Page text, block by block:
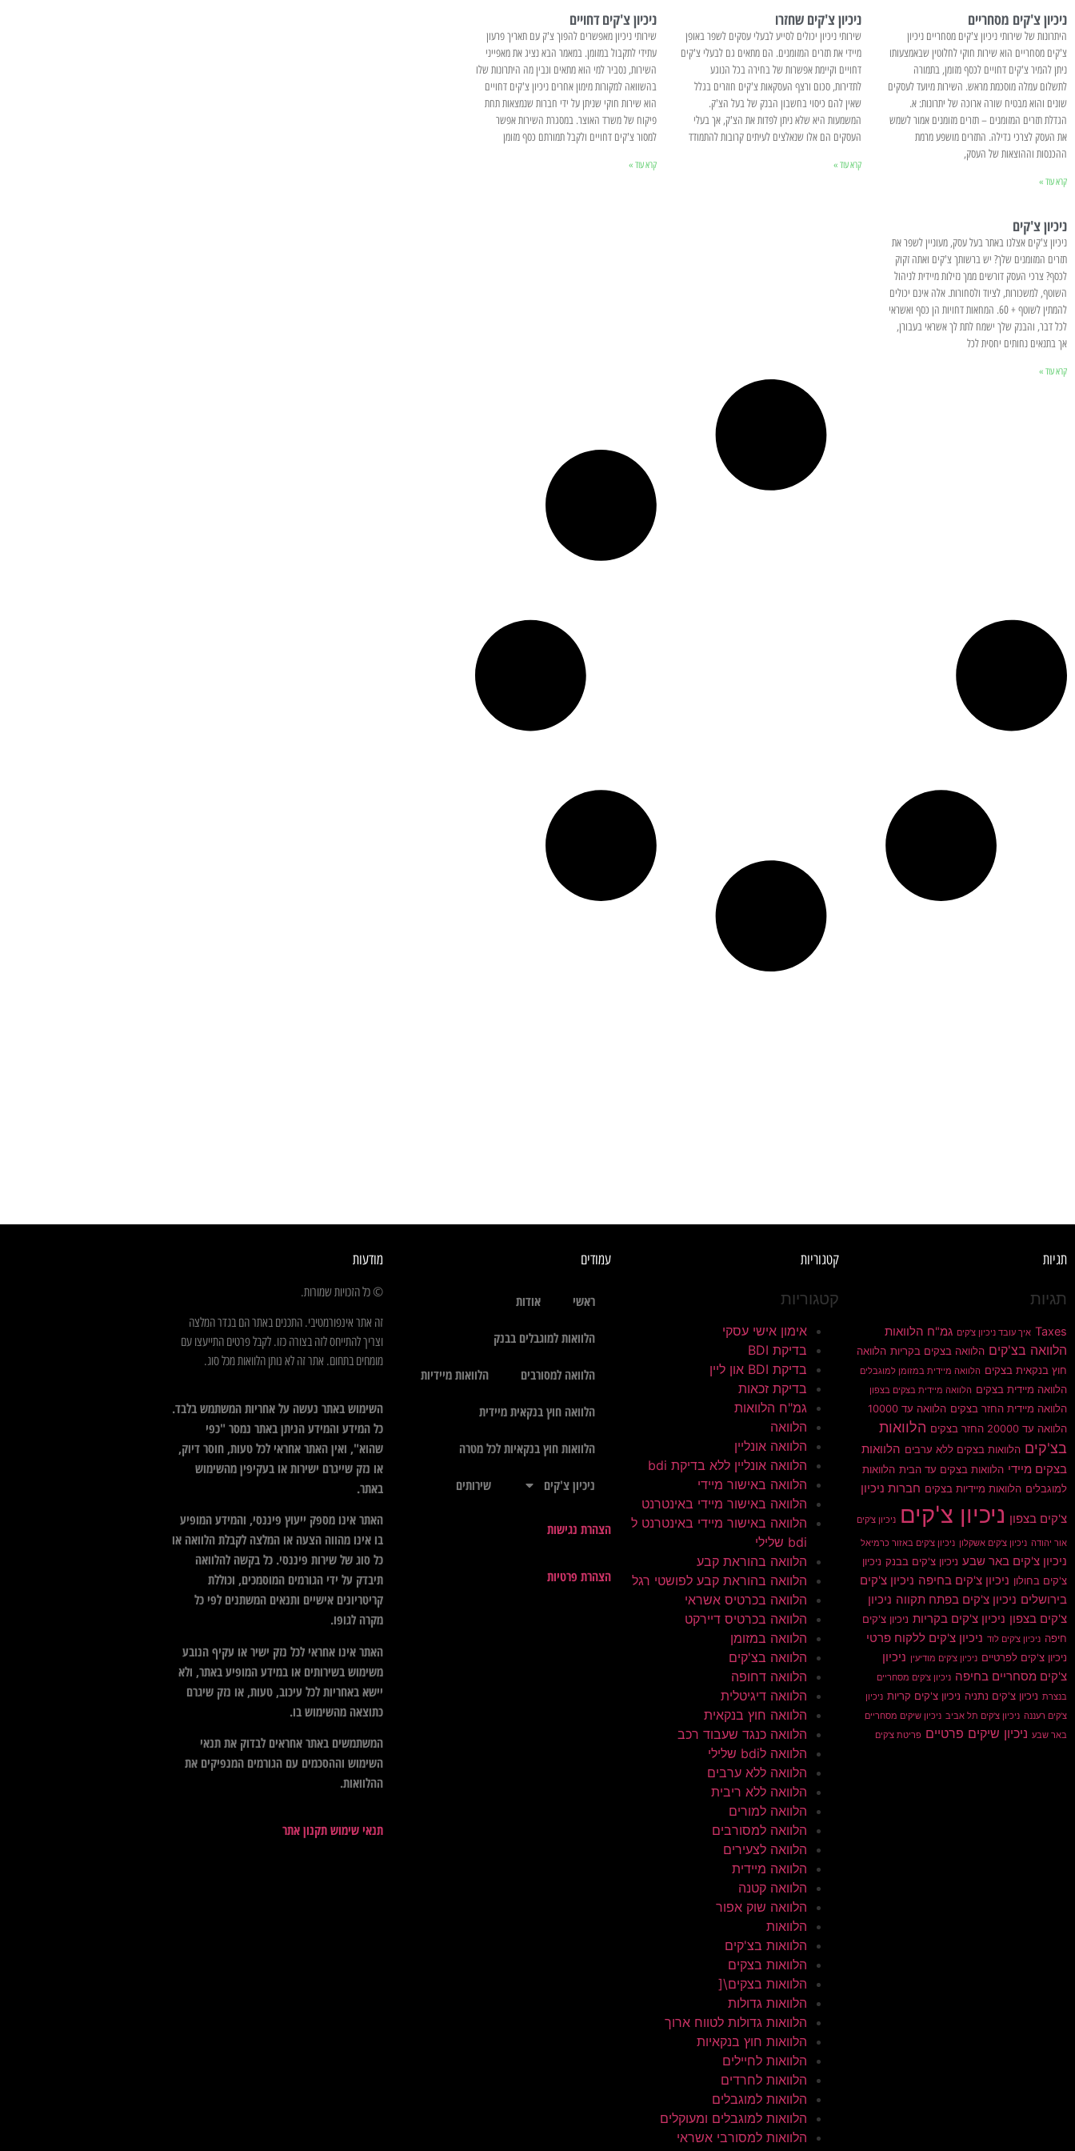
ניכיון צ'קים מסחריים
היתרונות של שירותי ניכיון צ'קים מסחריים ניכיון
צ'קים מסחריים הוא שירות חוקי לחלוטין שבאמצעותו
ניתן להמיר צ'קים דחויים לכסף מזומן, בתמורה
לתשלום עמלה מוסכמת מראש. השירות מיועד לעסקים
שונים והוא מבטיח שורה ארוכה של יתרונות: א.
הגדלת תזרים המזומנים – תזרים מזומנים אמור לשמש
את העסק לצרכי גדילה. התזרים מושפע מרמת
ההכנסות וההוצאות של העסק,
קרא עוד »
ניכיון צ'קים שחזרו
שירותי ניכיון יכולים לסייע לבעלי עסקים לשפר באופן
מיידי את תזרים המזומנים. הם מתאים גם לבעלי צ'קים
דחויים וקיימת אפשרות של בחירה בכל הנוגע
לתדירות, סכום ורצף העסקאות צ'קים חוזרים בגלל
שאין להם כיסוי בחשבון הבנק של בעל הצ'ק.
המשמעות היא שלא ניתן לפדות את הצ'ק, אך בעלי
העסקים הם אלו שנאלצים לעיתים קרובות להתמודד
קרא עוד »
ניכיון צ'קים דחויים
שירותי ניכיון מאפשרים להפוך צ'ק עם תאריך פרעון
עתידי לתקבול במזומן. במאמר הבא נציג את מאפייני
השירות, נסביר למי הוא מתאים ונבין מה היתרונות שלו
בהשוואה למקורות מימון אחרים ניכיון צ'קים דחויים
הוא שירות חוקי שניתן על ידי חברות שנמצאות תחת
פיקוח של משרד האוצר. במסגרת השירות אפשר
למסור צ'קים דחויים ולקבל תמורתם כסף מזומן
קרא עוד »
ניכיון צ'קים
ניכיון צ'קים אצלנו באתר בעל עסק, מעוניין לשפר את
תזרים המזומנים שלך? יש ברשותך צ'קים ואתה זקוק
לכסף? צרכי העסק דורשים ממך נזילות מיידית לניהול
השוטף, למשכורות, לציוד ולסחורות. אלה אינם יכולים
להמתין לשוטף + 60. המחאות דחויות הן כסף ואשראי
לכל דבר, והבנק שלך ישמח לתת לך אשראי בעבורן,
אך בתנאים נחותים יחסית לכל
קרא עוד »
תגיות
תגיות
Taxes איך עובד ניכיון צ'קים גמ"ח הלוואות
הלוואה בצ'קים הלוואה בצקים בקריות הלוואה
חוץ בנקאית בצקים הלוואה מיידית במזומן למוגבלים
הלוואה מיידית בצקים הלוואה מיידית בצקים בצפון
הלוואה מיידית החזר בצקים הלוואה עד 10000
הלוואה עד 20000 החזר בצקים
הלוואות
בצ'קים הלוואות בצקים ללא ערבים הלוואות
בצקים מיידי הלוואות בצקים עד הבית הלוואות
למוגבלים הלוואות מיידיות בצקים חברות ניכיון
צ'קים בצפון ניכיון צ'קים ניכיון צ'קים
אור יהודה ניכיון צ'קים אשקלון ניכיון צ'קים באזור כרמיאל
ניכיון צ'קים באר שבע ניכיון צ'קים בבנק ניכיון
צ'קים בחולון ניכיון צ'קים בחיפה ניכיון צ'קים
בירושלים ניכיון צ'קים בפתח תקווה ניכיון
צ'קים בצפון ניכיון צ'קים בקריות ניכיון צ'קים
חיפה ניכיון צ'קים לוד ניכיון צ'קים ללקוח פרטי
ניכיון צ'קים לפרטיים ניכיון צ'קים מודיעין ניכיון
צ'קים מסחריים בחיפה ניכיון צ'קים מסחריים
בנצרת ניכיון צ'קים נתניה ניכיון צ'קים קריות ניכיון
צ'קים רעננה ניכיון צ'קים תל אביב ניכיון שיקים מסחריים
באר שבע ניכיון שיקים פרטיים פריטת צ'קים
קטגוריות
קטגוריות
אימון אישי עסקי
בדיקת BDI
בדיקת BDI און ליין
בדיקת זכאות
גמ"ח הלוואות
הלוואה
הלוואה אונליין
הלוואה אונליין ללא בדיקת bdi
הלוואה באישור מיידי
הלוואה באישור מיידי באינטרנט
הלוואה באישור מיידי באינטרנט ל
bdi שלילי
הלוואה בהוראת קבע
הלוואה בהוראת קבע לפושטי רגל
הלוואה בכרטיס אשראי
הלוואה בכרטיס דיירקט
הלוואה במזומן
הלוואה בצ'קים
הלוואה דחופה
הלוואה דיגיטלית
הלוואה חוץ בנקאית
הלוואה כנגד שעבוד רכב
הלוואה לbdi שלילי
הלוואה ללא ערבים
הלוואה ללא ריבית
הלוואה למורים
הלוואה למסורבים
הלוואה לצעירים
הלוואה מיידית
הלוואה קטנה
הלוואה שוק אפור
הלוואות
הלוואות בצ'קים
הלוואות בצקים
הלוואות בצקים\[
הלוואות גדולות
הלוואות גדולות לטווח ארוך
הלוואות חוץ בנקאיות
הלוואות לחיילים
הלוואות לחרדים
הלוואות למוגבלים
הלוואות למוגבלים ומעוקלים
הלוואות למסורבי אשראי
עמודים
ראשי אודות
הלוואות למוגבלים בבנק
הלוואה למסורבים הלוואות מיידיות
הלוואה חוץ בנקאית מיידית
הלוואות חוץ בנקאיות לכל מטרה
ניכיון צ'קים שירותים
הצהרת נגישות
הצהרת פרטיות
מודעות
© כל הזכויות שמורות.
זה אתר אינפורמטיבי. התכנים באתר הם בגדר המלצה
וצריך להתייחס לזה בצורה כזו. לקבל פרטים התייעצו עם
מומחים בתחום. אתר זה לא נותן הלוואות מכל סוג.
השימוש באתר נעשה על אחריות המשתמש בלבד.
כל המידע והמידע הניתן באתר נמסר "כפי
שהוא", ואין האתר אחראי לכל טעות, חוסר דיוק,
או נזק שייגרם ישירות או בעקיפין מהשימוש
באתר.
האתר אינו מספק ייעוץ פיננסי, והמידע המופיע
בו אינו מהווה הצעה או המלצה לקבלת הלוואה או
כל סוג של שירות פיננסי. כל בקשה להלוואה
תיבדק על ידי הגורמים המוסמכים, וכוללת
קריטריונים אישיים ותנאים המשתנים לפי כל
מקרה לגופו.
האתר אינו אחראי לכל נזק ישיר או עקיף הנובע
משימוש בשירותים או במידע המופיע באתר, ולא
יישא באחריות לכל עיכוב, טעות, או נזק שיגרם
כתוצאה מהשימוש בו.
המשתמשים באתר אחראים לבדוק את תנאי
השימוש וההסכמים עם הגורמים המנפיקים את
ההלוואות.
תנאי שימוש תקנון אתר